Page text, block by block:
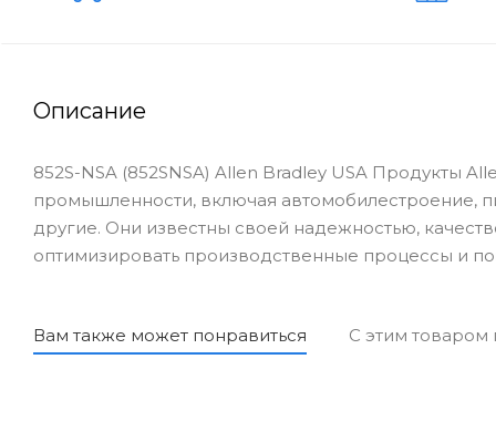
Описание
852S-NSA (852SNSA) Allen Bradley USA Продукты
промышленности, включая автомобилестроение,
другие. Они известны своей надежностью,
оптимизировать производственные процессы и
Вам также может понравиться С этим товаром